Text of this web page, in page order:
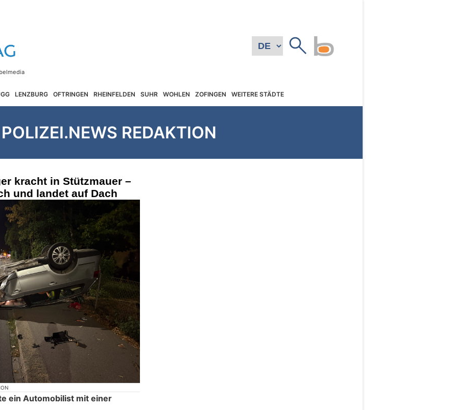
LENZBURG OFTRINGEN RHEINFELDEN SUHR WOHLEN ZOFINGEN WEITERE STÄDTE
POLIZEI.NEWS REDAKTION
kracht in Stützmauer –
und landet auf Dach
ein Automobilist mit einer